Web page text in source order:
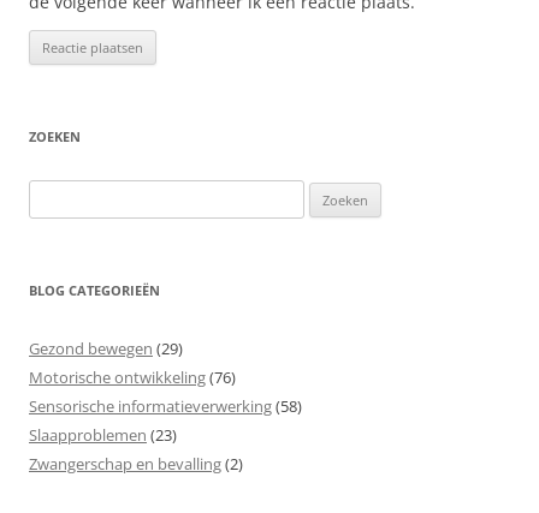
ZOEKEN
naar:
BLOG CATEGORIEËN
Gezond bewegen (29)
Motorische ontwikkeling(76)
Sensorische informatieverwerking(58)
Slaapproblemen (23)
Zwangerschap en bevalling(2)